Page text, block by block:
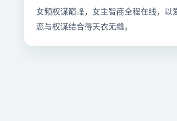
女频权谋巅峰，女主智商全程在线，
恋与权谋结合得天衣无缝。